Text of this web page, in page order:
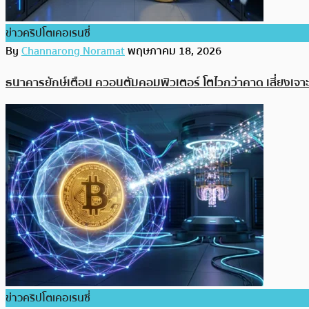
ข่าวคริปโตเคอเรนซี่
ByChannarong Noramatพฤษภาคม 18, 2026
ธนาคารยักษ์เตือน ควอนตัมคอมพิวเตอร์ โตไวกว่าคาด เสี่ยงเจ
ข่าวคริปโตเคอเรนซี่